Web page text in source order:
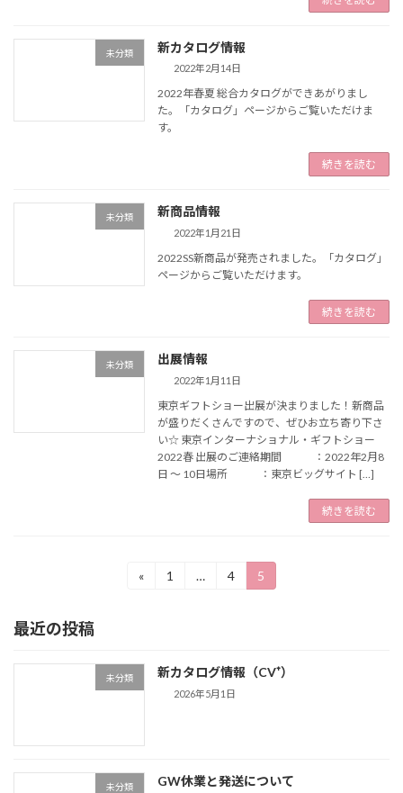
未分類 新カタログ情報
2022年2月14日
2022年春夏 総合カタログができあがりまし
た。「カタログ」ページからご覧いただけま
す。
続きを読む
未分類 新商品情報
2022年1月21日
2022SS新商品が発売されました。「カタログ」
ページからご覧いただけます。
続きを読む
未分類 出展情報
2022年1月11日
東京ギフトショー出展が決まりました！新商品
が盛りだくさんですので、ぜひお立ち寄り下さ
い☆ 東京インターナショナル・ギフトショー
2022春 出展のご連絡期間 ：2022年2月8
日 ～ 10日場所 ：東京ビッグサイト […]
続きを読む
の
ペ
«
固
1 …
固
4
固
定
5
最近の投稿
未分類 新カタログ情報（CV⁺）
2026年5月1日
未分類 GW休業と発送について